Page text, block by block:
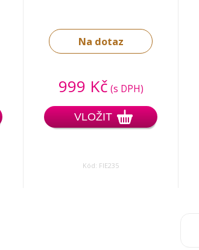
Na dotaz
999 Kč (s DPH)
VLOŽIT
Kód: FIE235